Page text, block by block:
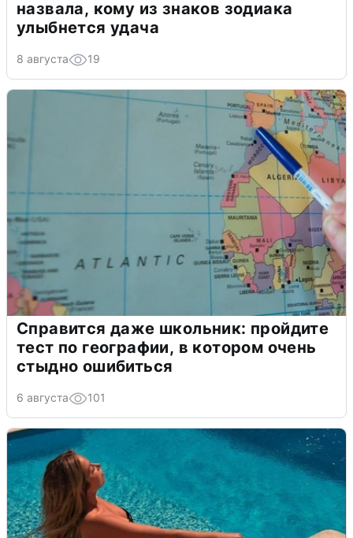
назвала, кому из знаков зодиака
улыбнется удача
8 августа 19
Справится даже школьник: пройдите
тест по географии, в котором очень
стыдно ошибиться
6 августа 101